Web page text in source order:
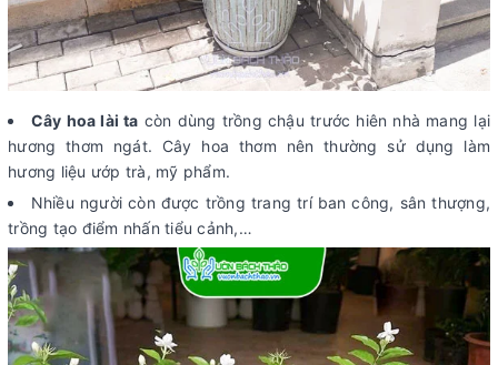
Cây hoa lài ta còn dùng trồng chậu trước hiên nhà mang lại
hương thơm ngát. Cây hoa thơm nên thường sử dụng làm
hương liệu ướp trà, mỹ phẩm.
Nhiều người còn được trồng trang trí ban công, sân thượng,
trồng tạo điểm nhấn tiểu cảnh,…